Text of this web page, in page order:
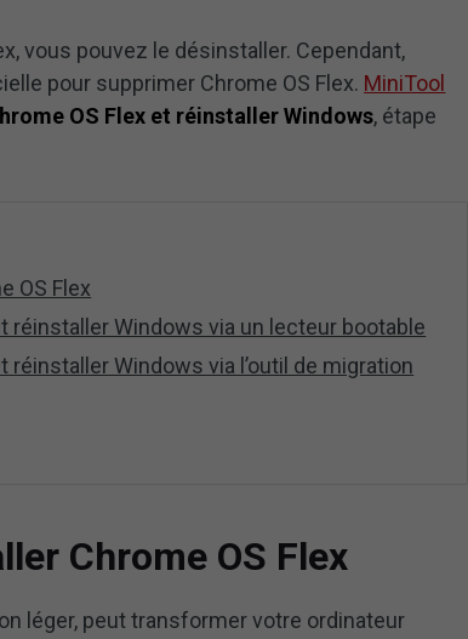
vous pouvez le désinstaller. Cependant,
pour supprimer Chrome OS Flex. MiniTool
OS Flex et réinstaller Windows, étape
OS Flex
réinstaller Windows via un lecteur bootable
réinstaller Windows via l’outil de migration
Chrome OS Flex
léger, peut transformer votre ordinateur